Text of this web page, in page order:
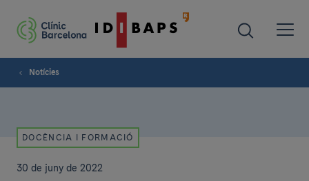
Notícies
DOCÈNCIA I FORMACIÓ
30 de juny de 2022